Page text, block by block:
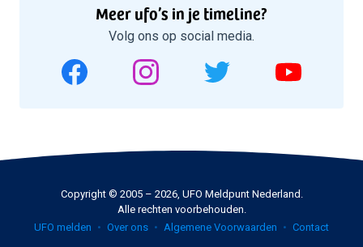
Meer ufo’s in je timeline?
Volg ons op social media.
Copyright © 2005 – 2026, UFO Meldpunt Nederland.
Alle rechten voorbehouden.
UFO melden
Over ons Algemene Voorwaarden Contact